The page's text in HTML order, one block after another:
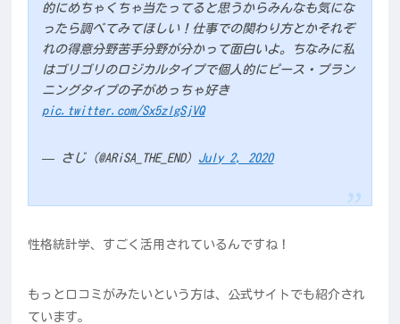
的にめちゃくちゃ当たってると思うからみんなも気にな
ったら調べてみてほしい！仕事での関わり方とかそれぞ
れの得意分野苦手分野が分かって面白いよ。ちなみに私
はゴリゴリのロジカルタイプで個人的にピース・プラン
ニングタイプの子がめっちゃ好き
pic.twitter.com/Sx5zlgSjVQ
— さじ (@ARiSA_THE_END) July 2, 2020
性格統計学、すごく活用されているんですね！
もっと口コミがみたいという方は、公式サイトでも紹介され
ています。